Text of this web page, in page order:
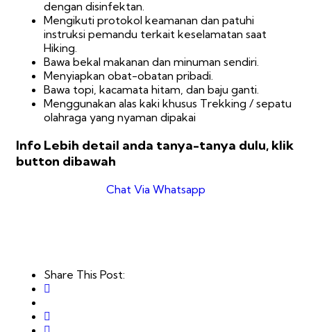
dengan disinfektan.
Mengikuti protokol keamanan dan patuhi
instruksi pemandu terkait keselamatan saat
Hiking.
Bawa bekal makanan dan minuman sendiri.
Menyiapkan obat-obatan pribadi.
Bawa topi, kacamata hitam, dan baju ganti.
Menggunakan alas kaki khusus Trekking / sepatu
olahraga yang nyaman dipakai
Info Lebih detail anda tanya-tanya dulu, klik
button dibawah
Chat Via Whatsapp
Share This Post: